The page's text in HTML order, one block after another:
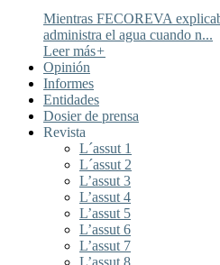
Mientras FECOREVA
administra el agua cuando n...
Leer más+
Opinión
Informes
Entidades
Dosier de prensa
Revista
L´assut 1
L´assut 2
L’assut 3
L’assut 4
L’assut 5
L’assut 6
L’assut 7
L’assut 8